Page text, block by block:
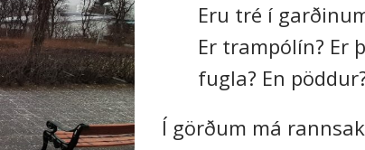
Eru tré í
Er trampólín? Er
fugla? En
Í görðum má